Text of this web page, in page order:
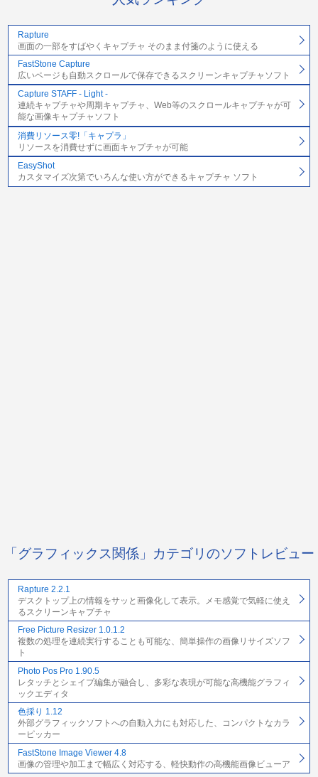
Rapture
画面の一部をすばやくキャプチャ そのまま付箋のように使える
FastStone Capture
広いページも自動スクロールで保存できるスクリーンキャプチャソフト
Capture STAFF - Light -
連続キャプチャや周期キャプチャ、Web等のスクロールキャプチャが可
能な画像キャプチャソフト
消費リソース零!「キャプラ」
リソースを消費せずに画面キャプチャが可能
EasyShot
カスタマイズ次第でいろんな使い方ができるキャプチャ ソフト
「グラフィックス関係」カテゴリのソフトレビュー
Rapture 2.2.1
デスクトップ上の情報をサッと画像化して表示。メモ感覚で気軽に使え
るスクリーンキャプチャ
Free Picture Resizer 1.0.1.2
複数の処理を連続実行することも可能な、簡単操作の画像リサイズソフ
ト
Photo Pos Pro 1.90.5
レタッチとシェイプ編集が融合し、多彩な表現が可能な高機能グラフィ
ックエディタ
色採り 1.12
外部グラフィックソフトへの自動入力にも対応した、コンパクトなカラ
ーピッカー
FastStone Image Viewer 4.8
画像の管理や加工まで幅広く対応する、軽快動作の高機能画像ビューア